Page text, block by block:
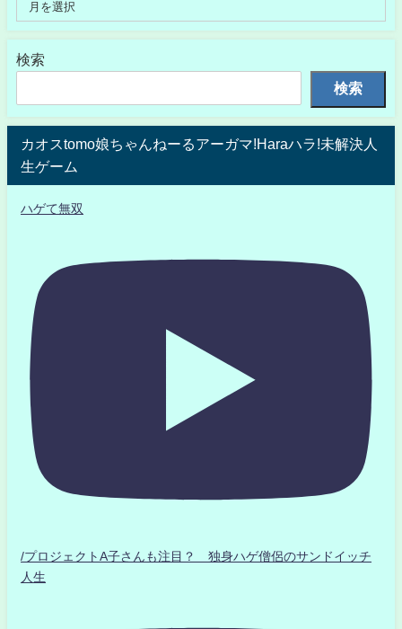
検索
検索
カオスtomo娘ちゃんねーるアーガマ!Haraハラ!未解決人
生ゲーム
ハゲて無双
/プロジェクトA子さんも注目？ 独身ハゲ僧侶のサンドイッチ
人生